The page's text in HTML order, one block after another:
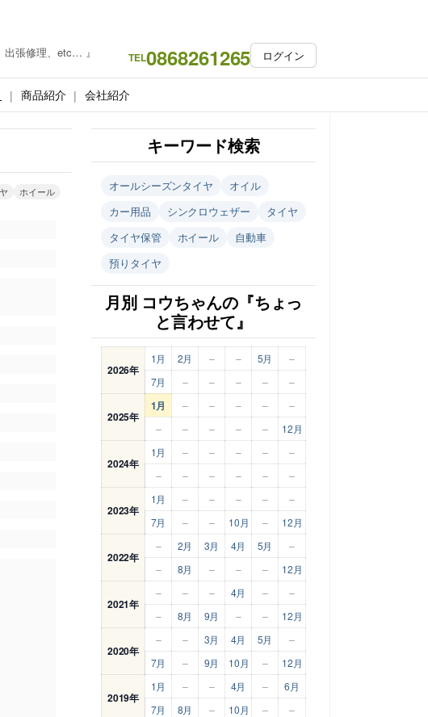
張修理、etc… 』 TEL0868261265 ログイン
商品紹介 会社紹介
ホイール
キーワード検索
オールシーズンタイヤ
オイル
カー用品
シンクロウェザー
タイヤ
タイヤ保管
ホイール
自動車
預りタイヤ
月別 コウちゃんの『ちょっ
と言わせて』
2026年
1月 2月 – – 5月
–
7月
– – – – –
2025年
1月 – – – –
–
–
– – – – 12月
2024年
1月 – – – –
–
–
– – – – –
2023年
1月 – – – –
–
7月
– – 10月 – 12月
2022年
– 2月 3月 4月 5月
–
–
8月 – – – 12月
2021年
– – – 4月 –
–
–
8月 9月 – – 12月
2020年
– – 3月 4月 5月
–
7月
– 9月 10月 – 12月
2019年
1月 – – 4月 –
6月
7月
8月 – 10月 – –